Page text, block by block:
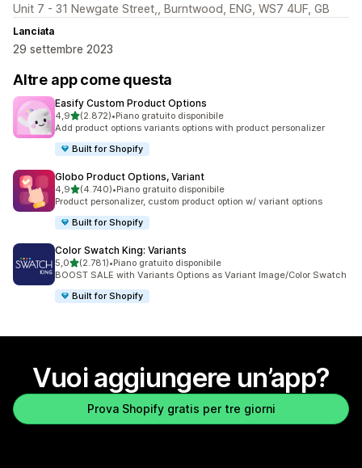
Unit 7 - 31 Newgate Street,, Burntwood, ENG, WS7 4UF, GB
Lanciata
29 settembre 2023
Altre app come questa
Easify Custom Product Options
4,9stelle su 5
(2.872)
2872 recensioni totali
•Piano gratuito disponibile
Add product options variants options with product personalizer
Built for Shopify
Globo Product Options, Variant
4,9stelle su 5
(4.740)
4740 recensioni totali
•Piano gratuito disponibile
Product personalizer, custom product option w/ variant options
Built for Shopify
Color Swatch King: Variants
5,0stelle su 5
(2.781)
2781 recensioni totali
•Piano gratuito disponibile
BOOST SALE with Variants Options as Variant Image/Color Swatch
Built for Shopify
Vuoi aggiungere un’app?
Prova Shopify gratis per tre giorni